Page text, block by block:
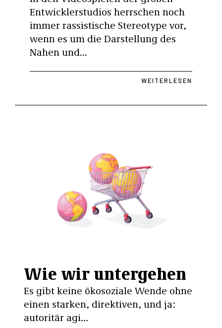
Entwicklerstudios herrschen noch
immer rassistische Stereotype vor,
wenn es um die Darstellung des
Nahen und...
WEITERLESEN
Wie wir untergehen
Es gibt keine ökosoziale Wende ohne
einen starken, direktiven, und ja:
autoritär agi...